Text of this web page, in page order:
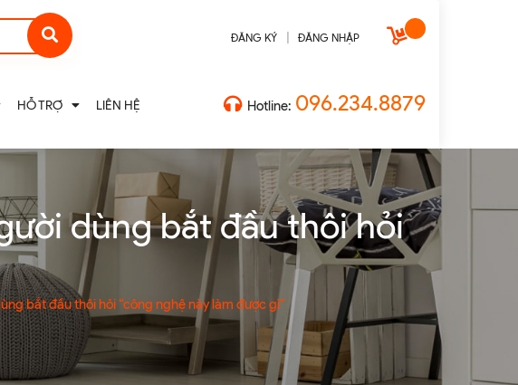
ĐĂNG KÝ ĐĂNG NHẬP
HỖ TRỢ LIÊN HỆ Hotline: 096.234.8879
dùng bắt đầu thôi hỏi
bắt đầu thôi hỏi “công nghệ này làm được gì”